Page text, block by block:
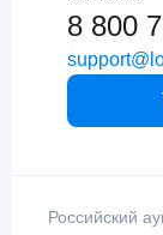
8 800
Российский